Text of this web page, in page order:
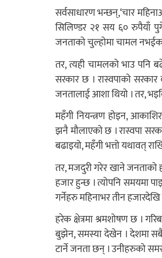
सर्वसाधारण भन्छन्,‘चार
सिलिण्डर २१ सय ६० रुपैयाँ
जनताको चुल्होमा चामल
तर, त्यही चामलको भाउ पनि
सरकार छ । रास्वपाको
जनतालाई आशा थियो । तर,
महँगी नियन्त्रण होइन,
झनै मौलाएको छ । रास्वपा
बढाइयो, महँगी भत्तो यथावत्
तर, मजदुरी गरेर खाने जनताको
हजार हुन्छ । त्योपनि समयमा
गर्नेहरु महिनाभर तीन
हरेक क्षेत्रमा श्रमशोषण छ ।
बुझेन, समस्या देखेन । देशमा सबै
टार्ने जनता छन् । उनीहरुको